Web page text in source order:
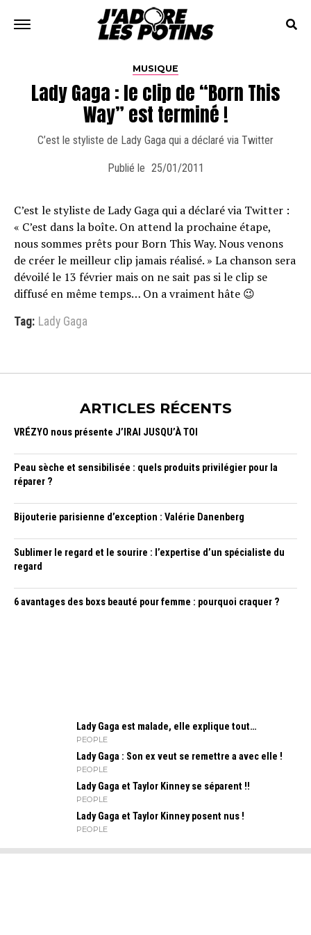
MUSIQUE
Lady Gaga : le clip de “Born This
Way” est terminé !
C’est le styliste de Lady Gaga qui a déclaré via Twitter
Publié le 25/01/2011
C’est le styliste de Lady Gaga qui a déclaré via Twitter :
« C’est dans la boîte. On attend la prochaine étape,
nous sommes prêts pour Born This Way. Nous venons
de créer le meilleur clip jamais réalisé. » La chanson sera
dévoilé le 13 février mais on ne sait pas si le clip se
diffusé en même temps… On a vraiment hâte 😉
Tag: Lady Gaga
ARTICLES RÉCENTS
VRÉZYO nous présente J’IRAI JUSQU’À TOI
Peau sèche et sensibilisée : quels produits privilégier pour la
réparer ?
Bijouterie parisienne d’exception : Valérie Danenberg
Sublimer le regard et le sourire : l’expertise d’un spécialiste du
regard
6 avantages des boxs beauté pour femme : pourquoi craquer ?
Lady Gaga est malade, elle explique tout…
PEOPLE
Lady Gaga : Son ex veut se remettre a avec elle !
PEOPLE
Lady Gaga et Taylor Kinney se séparent !!
PEOPLE
Lady Gaga et Taylor Kinney posent nus !
PEOPLE